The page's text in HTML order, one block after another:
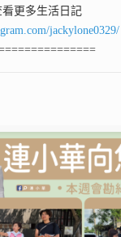
更多生活日記
jackylone0329/